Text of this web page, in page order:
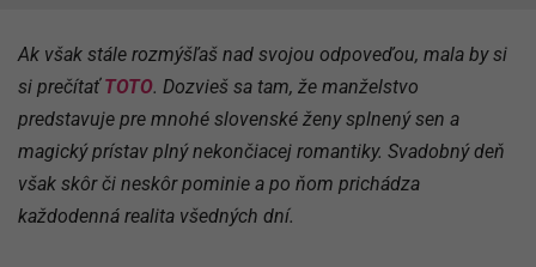
Ak však stále rozmýšľaš nad svojou odpoveďou, mala by si
si prečítaťTOTO. Dozvieš sa tam, že manželstvo
predstavuje pre mnohé slovenské ženy splnený sen a
magický prístav plný nekončiacej romantiky. Svadobný deň
však skôr či neskôr pominie a po ňom prichádza
každodenná realita všedných dní.